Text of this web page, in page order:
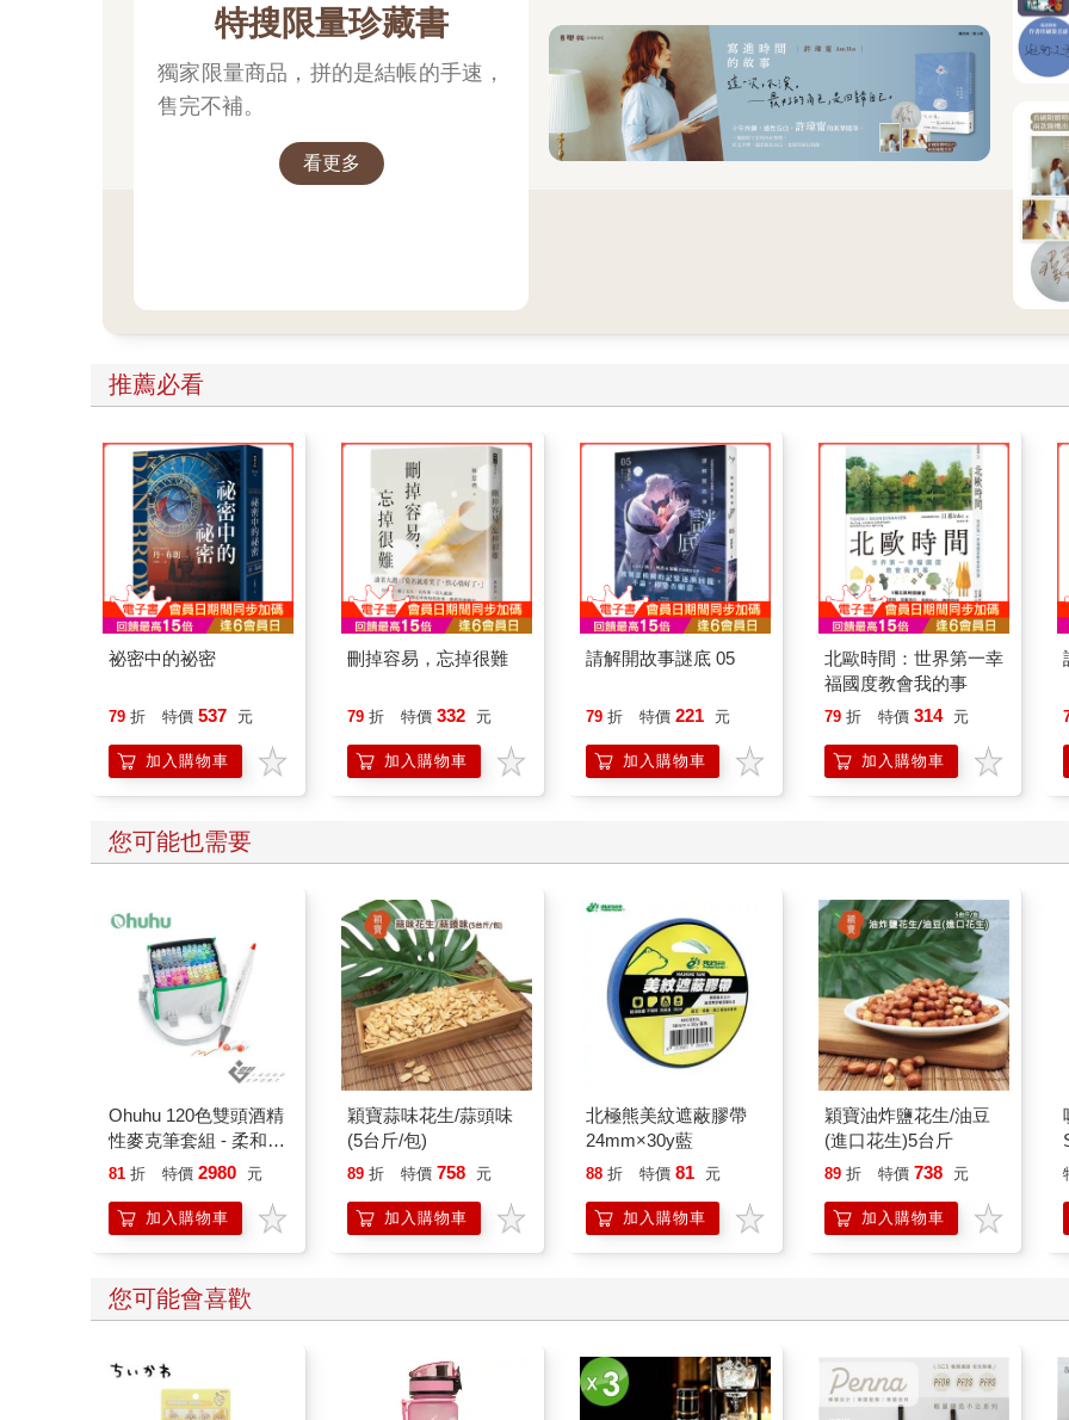
特搜限量珍藏書
獨家限量商品，拼的是結帳的手速，
售完不補。
看更多
推薦必看
祕密中的祕密
79 折 特價 537 元
加入購物車
刪掉容易，忘掉很難
79 折 特價 332 元
加入購物車
請解開故事謎底 05
79 折 特價 221 元
加入購物車
北歐時間：世界第一幸
福國度教會我的事
79 折 特價 314 元
加入購物車
其他人也買
每天破一起謀殺案(1)
：100道懸案等你破
解，車上床上廁上最佳
歸納能力大增，犀利的
你永遠直指真相。
79 折 特價 284 元
加入購物車
火辣數獨130選 8
9 折 特價 108 元
加入購物車
全民數獨[高級篇]14
9 折 特價 108 元
加入購物車
英國謎題之王：小鎮謀
殺案：全球累積銷售超
過 500 萬冊書系，你
可以跳著解題。邏輯、
觀察力、推理力大增。
79 折 特價 340 元
加入購物車
您可能也需要